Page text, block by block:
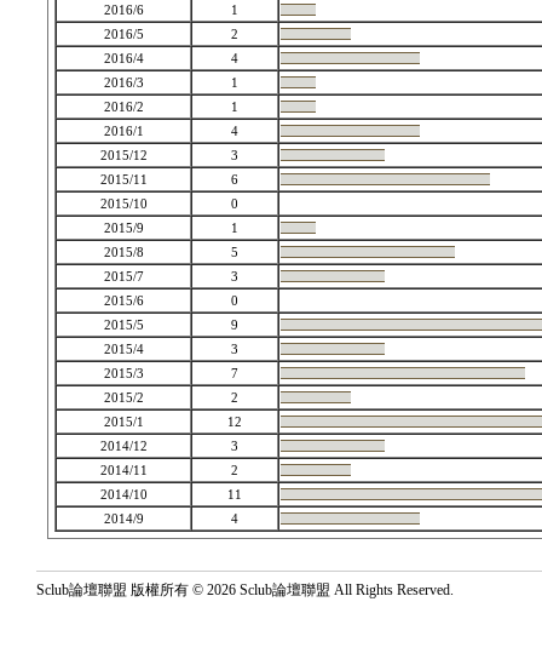
2016/6
1
2016/5
2
2016/4
4
2016/3
1
2016/2
1
2016/1
4
2015/12
3
2015/11
6
2015/10
0
2015/9
1
2015/8
5
2015/7
3
2015/6
0
2015/5
9
2015/4
3
2015/3
7
2015/2
2
2015/1
12
2014/12
3
2014/11
2
2014/10
11
2014/9
4
Sclub論壇聯盟 版權所有 © 2026 Sclub論壇聯盟 All Rights Reserved.